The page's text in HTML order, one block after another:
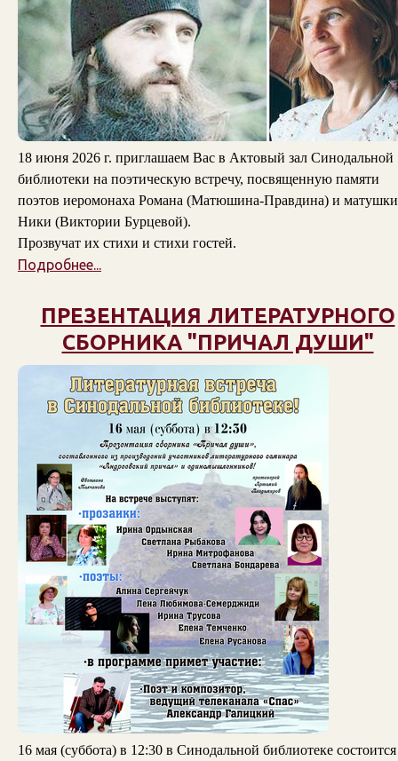
18 июня 2026 г. приглашаем Вас в Актовый зал Синодальной
библиотеки на поэтическую встречу, посвященную памяти
поэтов иеромонаха Романа (Матюшина-Правдина) и матушки
Ники (Виктории Бурцевой).
Прозвучат их стихи и стихи гостей.
Подробнее...
ПРЕЗЕНТАЦИЯ ЛИТЕРАТУРНОГО
СБОРНИКА "ПРИЧАЛ ДУШИ"
16 мая (суббота) в 12:30 в Синодальной библиотеке состоится